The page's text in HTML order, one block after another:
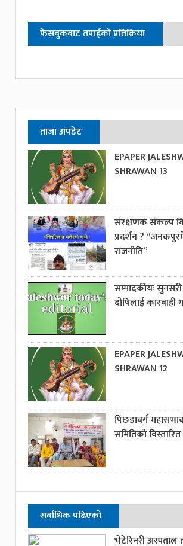
फेसबुकबाट तपाईको प्रतिक्रिया
ताजा अपडेट
EPAPER
SHRAWAN 13
संरक्षणक संकल्प
प्रदर्शन ?
राजनीति”
सम्पादकीयः
दोषिलाई कारबाही
EPAPER
SHRAWAN 12
पिछडावर्ग
समितिको
सर्वाधिक पढिएको
भेटेरिनरी अस्पताल